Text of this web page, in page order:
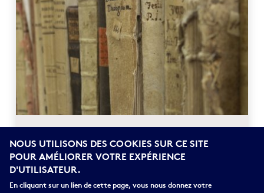
NINON DUBOURG, CHARGÉE DE RECHERCHE DU
F.R.S.-FNRS
"IL FAUT RÉUSSIR À TROUVER LE TEMPS ET NE PAS
HÉSITER À POSTULER À UN MAXIMUM D’APPELS"
NOUS UTILISONS DES COOKIES SUR CE SITE
POUR AMÉLIORER VOTRE EXPÉRIENCE
D'UTILISATEUR.
En cliquant sur un lien de cette page, vous nous donnez votre